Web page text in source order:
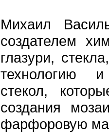
Михаил
создателем
глазури,
технологию
стекол,
создания
фарфоровую